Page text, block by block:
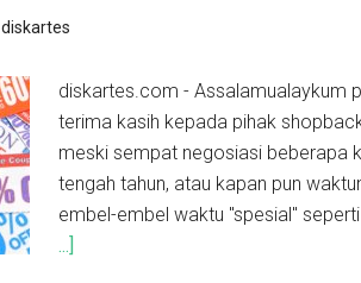
diskartes
diskartes.com - Assalamualaykum
terima kasih kepada pihak
meski sempat negosiasi beberapa
tengah tahun, atau kapan pun
embel-embel waktu "spesial"
...]